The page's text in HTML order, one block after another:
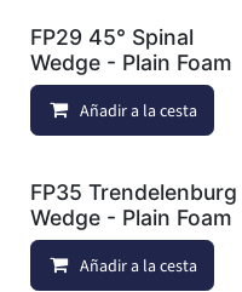
FP29 45° Spinal
Wedge - Plain Foam
Añadir a la cesta
FP35 Trendelenburg
Wedge - Plain Foam
Añadir a la cesta